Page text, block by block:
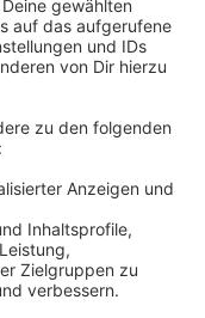
für
alle immer
die am
sind,
viel